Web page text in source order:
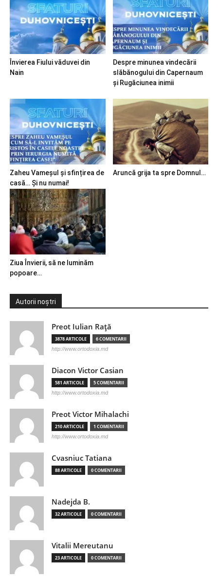
Învierea Fiului văduvei din
Nain
Despre minunea vindecării
slăbănogului din Capernaum
și Rugăciunea inimii
Zaheu Vameșul și sfințirea de
casă… Și nu numai!
Aruncă grija ta spre Domnul…
Ziua Învierii, să ne luminăm
popoare…
Autorii noștri
Preot Iulian Raţă
3878 ARTICOLE 6 COMENTARII
http://www.ortodoxia.md
Diacon Victor Casian
581 ARTICOLE 5 COMENTARII
http://www.ortodoxia.md
Preot Victor Mihalachi
210 ARTICOLE 1 COMENTARII
http://www.ortodoxia.md
Cvasniuc Tatiana
88 ARTICOLE 0 COMENTARII
Nadejda B.
32 ARTICOLE 0 COMENTARII
Vitalii Mereutanu
23 ARTICOLE 0 COMENTARII